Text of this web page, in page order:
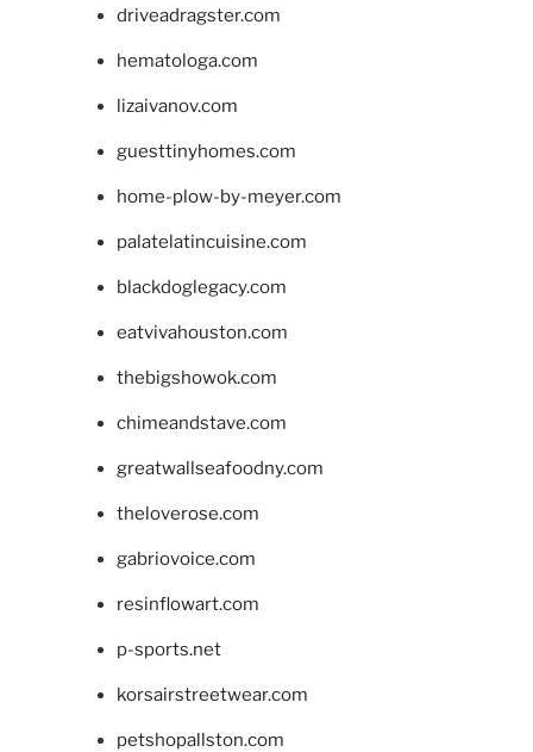
driveadragster.com
hematologa.com
lizaivanov.com
guesttinyhomes.com
home-plow-by-meyer.com
palatelatincuisine.com
blackdoglegacy.com
eatvivahouston.com
thebigshowok.com
chimeandstave.com
greatwallseafoodny.com
theloverose.com
gabriovoice.com
resinflowart.com
p-sports.net
korsairstreetwear.com
petshopallston.com